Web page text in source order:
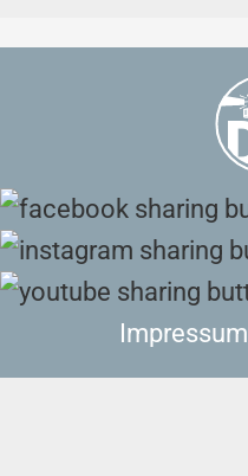
Impressum